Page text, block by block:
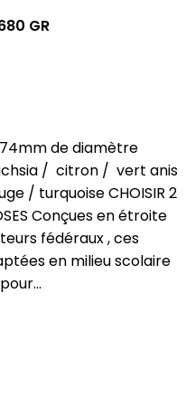
GR
de diamètre
/ citron / vert anis
/ turquoise CHOISIR 2
Conçues en étroite
fédéraux , ces
en milieu scolaire